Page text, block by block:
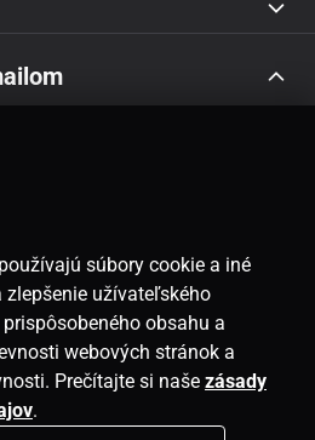
súbory cookie a iné
užívateľského
obsahu a
webových stránok a
Prečítajte si naše zásady
.